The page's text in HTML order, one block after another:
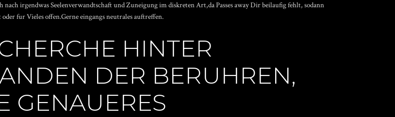
irgendwas Seelenverwandtschaft und Zuneigung im diskreten Art,da Passes away Dir beilaufig fehlt, sodann
fur Vieles offen.Gerne eingangs neutrales auftreffen.
HINTER
DER BERUHREN,
GENAUERES